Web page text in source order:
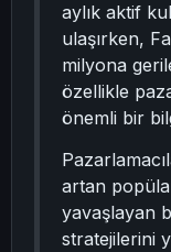
aylık aktif
ulaşırken,
milyona
özellikle
önemli bir
artan
yavaşlayan
stratejilerini